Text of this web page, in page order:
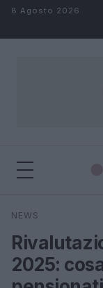
Salta al contenuto
8 Agosto 2026
Cerca
NEWS
2025: